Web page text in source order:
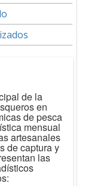
de la
en
de pesca
mensual
artesanales
de captura y
las